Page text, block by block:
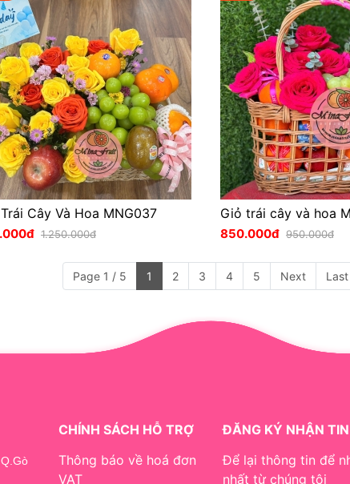
Cây Và Hoa MNG037
1.250.000đ
Giỏ trái cây và hoa
850.000đ 950.000đ
Page 1 / 5 1 2 3 4 5 Next Last
CHÍNH SÁCH HỖ TRỢ
Thông báo về hoá đơn
VAT
ĐĂNG KÝ NHẬN TIN
Để lại thông tin để
nhất từ chúng tôi